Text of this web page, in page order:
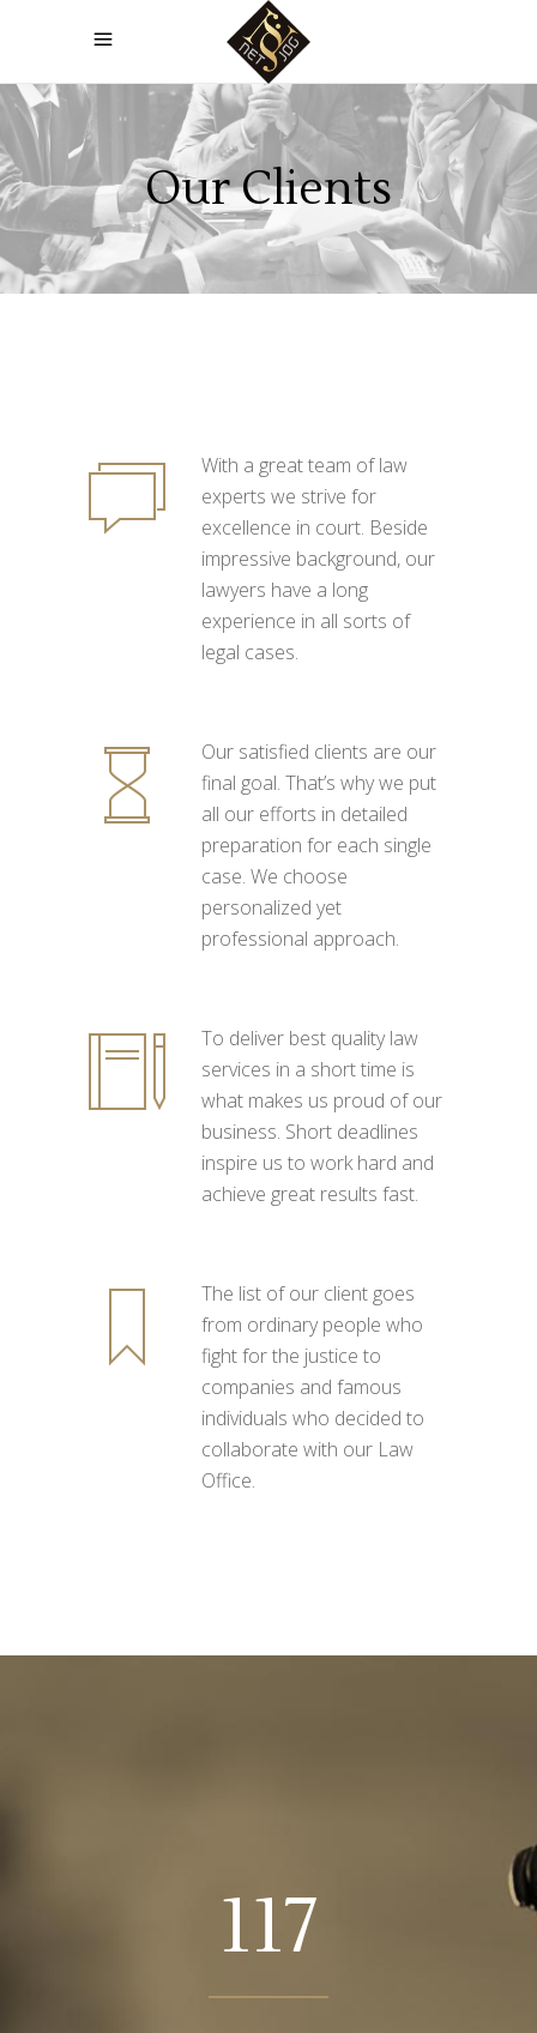
Our Clients
With a great team of law
experts we strive for
excellence in court. Beside
impressive background, our
lawyers have a long
experience in all sorts of
legal cases.
Our satisfied clients are our
final goal. That’s why we put
all our efforts in detailed
preparation for each single
case. We choose
personalized yet
professional approach.
To deliver best quality law
services in a short time is
what makes us proud of our
business. Short deadlines
inspire us to work hard and
achieve great results fast.
The list of our client goes
from ordinary people who
fight for the justice to
companies and famous
individuals who decided to
collaborate with our Law
Office.
117